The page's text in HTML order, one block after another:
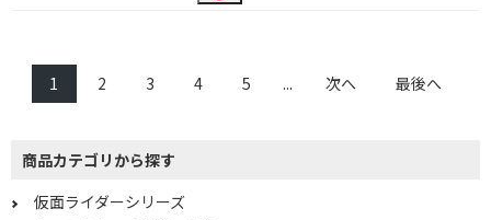
1 2 3 4 5 ... 次へ 最後へ
商品カテゴリから探す
仮面ライダーシリーズ